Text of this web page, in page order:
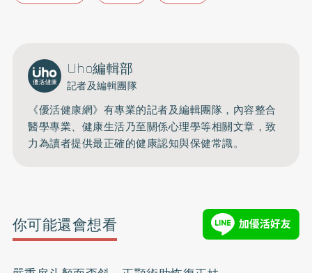
Uho編輯部
記者及編輯團隊
《優活健康網》有專業的記者及編輯團隊，內容整合
醫學專業、健康生活乃至關係心理學等相關文章，致
力為讀者提供最正確的健康認知與保健常識。
你可能還會想看